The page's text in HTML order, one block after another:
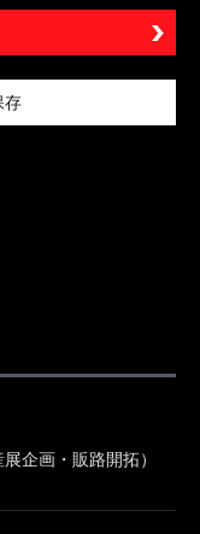
存
企画・販路開拓）